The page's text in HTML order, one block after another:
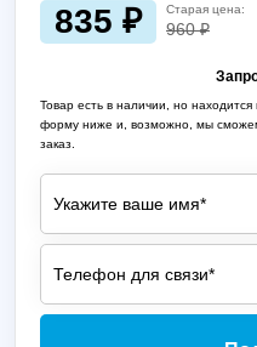
835 ₽ Старая цена:
960 ₽
Товар есть в наличии, но
форму ниже и, возможно, мы
заказ.